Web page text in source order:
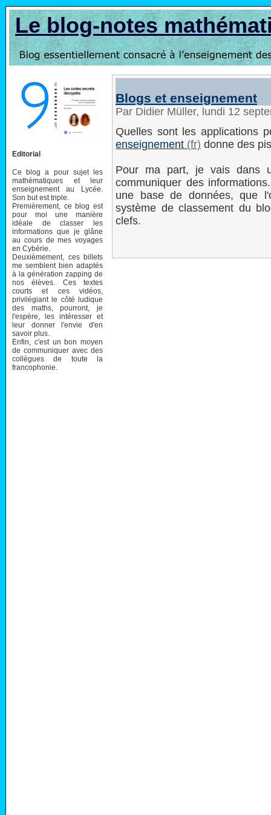
Le blog-notes
Editorial
Ce blog a pour sujet les
mathématiques et leur
enseignement au Lycée.
Son but est triple.
Premièrement, ce blog est
pour moi une manière
idéale de classer les
informations que je glâne
au cours de mes voyages
en Cybérie.
Deuxièmement, ces billets
me semblent bien adaptés
à la génération zapping de
nos élèves. Ces textes
courts et ces vidéos,
privilégiant le côté ludique
des maths, pourront, je
l'espère, les intéresser et
leur donner l'envie d'en
savoir plus.
Enfin, c'est un bon moyen
de communiquer avec des
collègues de toute la
francophonie.
Blogs et enseignement
Par Didier Müller, lundi 12
Quelles sont les applications
enseignement
donne des
Pour ma part, je vais dans
communiquer des
une base de données, que
système de classement du
clefs.